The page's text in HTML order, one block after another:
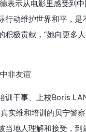
表示从电影里感受到
动维护世界和平，
极贡献，“她向更多
训干事、上校Boris
实维和培训的贝宁警
地人理解和接受，到